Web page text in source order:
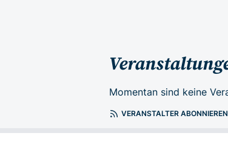
Momentan sind keine
VERANSTALTER ABONNIEREN